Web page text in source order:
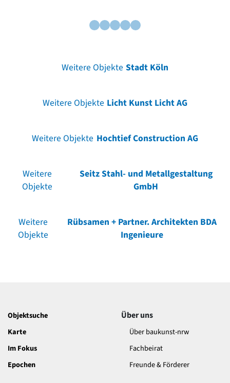
Weitere Objekte Stadt Köln
Weitere Objekte Licht Kunst Licht AG
Weitere Objekte Hochtief Construction AG
Weitere
Objekte
Seitz Stahl- und Metallgestaltung
GmbH
Weitere
Objekte
Rübsamen + Partner. Architekten BDA
Ingenieure
Objektsuche
Karte
Im Fokus
Epochen
Über uns
Über baukunst-nrw
Fachbeirat
Freunde & Förderer